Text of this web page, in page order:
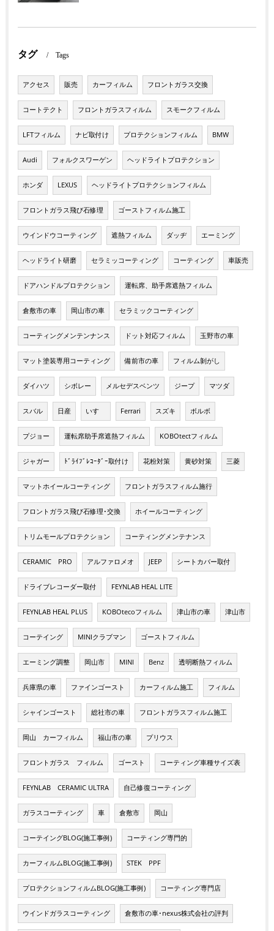
タグ Tags
アクセス 販売 カーフィルム フロントガラス交換
コートテクト フロントガラスフィルム スモークフィルム
LFTフィルム ナビ取付け プロテクションフィルム BMW
Audi フォルクスワーゲン ヘッドライトプロテクション
ホンダ LEXUS ヘッドライトプロテクションフィルム
フロントガラス飛び石修理 ゴーストフィルム施工
ウインドウコーティング 遮熱フィルム ダッヂ エーミング
ヘッドライト研磨 セラミッコーティング コーティング 車販売
ドアハンドルプロテクション 運転席、助手席遮熱フィルム
倉敷市の車 岡山市の車 セラミックコーティング
コーティングメンテンナンス ドット対応フィルム 玉野市の車
マット塗装専用コーティング 備前市の車 フィルム剝がし
ダイハツ シボレー メルセデスベンツ ジープ マツダ
スバル 日産 いすゞ Ferrari スズキ ボルボ
プジョー 運転席助手席遮熱フィルム KOBOtectフィルム
ジャガー ﾄﾞﾗｲﾌﾞﾚｺｰﾀﾞｰ取付け 花粉対策 黄砂対策 三菱
マットホイールコーティング フロントガラスフィルム施行
フロントガラス飛び石修理･交換 ホイールコーティング
トリムモールプロテクション コーティングメンテナンス
CERAMIC PRO アルファロメオ JEEP シートカバー取付
ドライブレコーダー取付 FEYNLAB HEAL LITE
FEYNLAB HEAL PLUS KOBOtecoフィルム 津山市の車 津山市
コーテイング MINIクラブマン ゴーストフィルム
エーミング調整 岡山市 MINI Benz 透明断熱フィルム
兵庫県の車 ファインゴースト カーフィルム施工 フィルム
シャインゴースト 総社市の車 フロントガラスフィルム施工
岡山 カーフィルム 福山市の車 プリウス
フロントガラス フィルム ゴースト コーティング車種サイズ表
FEYNLAB CERAMIC ULTRA 自己修復コーティング
ガラスコーティング 車 倉敷市 岡山
コーテイングBLOG(施工事例) コーティング専門的
カーフィルムBLOG(施工事例) STEK PPF
プロテクションフィルムBLOG(施工事例) コーティング専門店
ウインドガラスコーティング 倉敷市の車･nexus株式会社の評判